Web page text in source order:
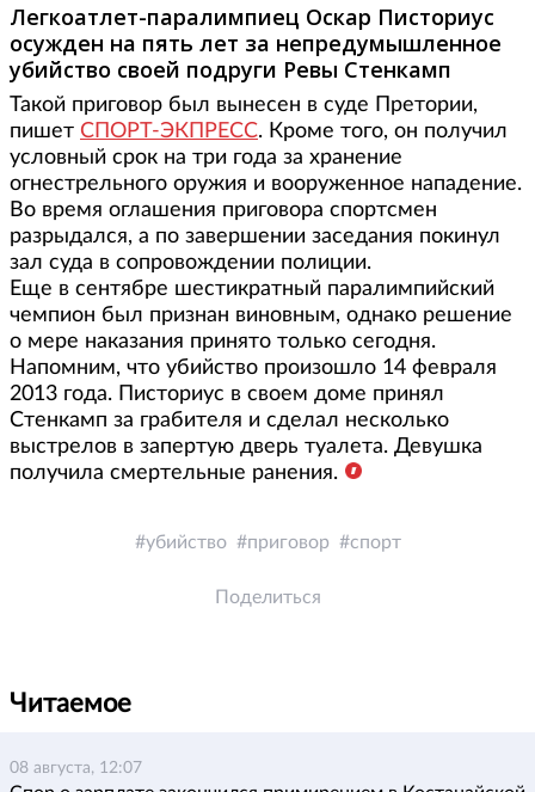
Легкоатлет-паралимпиец Оскар Писториус
осужден на пять лет за непредумышленное
убийство своей подруги Ревы Стенкамп
Такой приговор был вынесен в суде Претории,
пишет СПОРТ-ЭКПРЕСС. Кроме того, он получил
условный срок на три года за хранение
огнестрельного оружия и вооруженное нападение.
Во время оглашения приговора спортсмен
разрыдался, а по завершении заседания покинул
зал суда в сопровождении полиции.
Еще в сентябре шестикратный паралимпийский
чемпион был признан виновным, однако решение
о мере наказания принято только сегодня.
Напомним, что убийство произошло 14 февраля
2013 года. Писториус в своем доме принял
Стенкамп за грабителя и сделал несколько
выстрелов в запертую дверь туалета. Девушка
получила смертельные ранения.
убийство приговор спорт
Поделиться
Читаемое
08 августа, 12:07